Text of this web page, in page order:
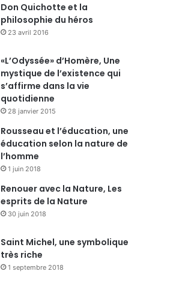
Don Quichotte et la
philosophie du héros
23 avril 2016
«L’Odyssée» d’Homère, Une
mystique de l’existence qui
s’affirme dans la vie
quotidienne
28 janvier 2015
Rousseau et l’éducation, une
éducation selon la nature de
l’homme
1 juin 2018
Renouer avec la Nature, Les
esprits de la Nature
30 juin 2018
Saint Michel, une symbolique
très riche
1 septembre 2018